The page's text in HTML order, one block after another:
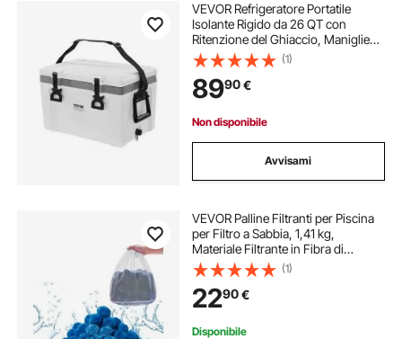
VEVOR Refrigeratore Portatile
Isolante Rigido da 26 QT con
Ritenzione del Ghiaccio, Maniglie
Resistenti Portabicchieri,
Refrigeratore Portatile Isolato per
Picnic Campeggio Viaggio Feste
(1)
8990€
Non disponibile
Avvisami
VEVOR Palline Filtranti per Piscina
per Filtro a Sabbia, 1,41 kg,
Materiale Filtrante in Fibra di
Poliestere Blu Riutilizzabile con
Sacchetto Lavaggio, per Piscina
Acquario Vasca Piscina Fuori Terra
(1)
2290€
Disponibile